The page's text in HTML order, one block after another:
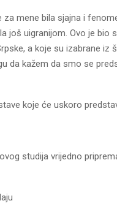
mene bila sjajna i
još uigranijom. Ovo je bio
a koje su izabrane iz
da kažem da smo se
koje će uskoro
studija vrijedno